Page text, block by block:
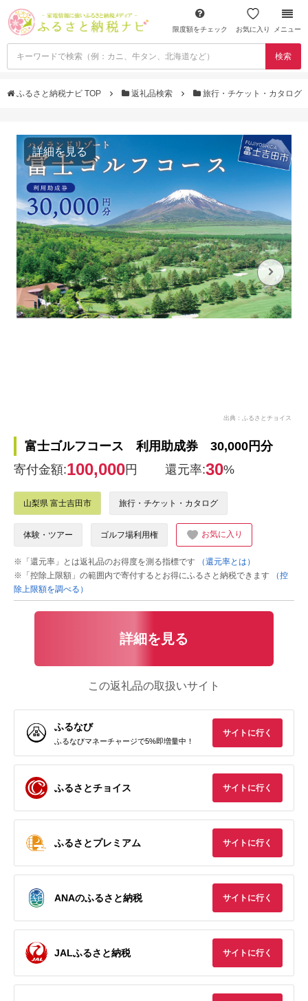
限度額をチェック お気に入り メニュー
検索
ふるさと納税ナビ TOP 返礼品検索 旅行・チケット・カタログ
詳細を見る
出典：ふるさとチョイス
富士ゴルフコース 利用助成券 30,000円分
寄付金額:100,000円 還元率:30%
山梨県 富士吉田市 旅行・チケット・カタログ
体験・ツアー ゴルフ場利用権 お気に入り
※「還元率」とは返礼品のお得度を測る指標です
（還元率とは）
※「控除上限額」の範囲内で寄付するとお得にふるさと納税できます
（控
除上限額を調べる）
詳細を見る
この返礼品の取扱いサイト
ふるなび
ふるなびマネーチャージで5%即増量中！
サイトに行く
ふるさとチョイス サイトに行く
ふるさとプレミアム サイトに行く
ANAのふるさと納税 サイトに行く
JALふるさと納税 サイトに行く